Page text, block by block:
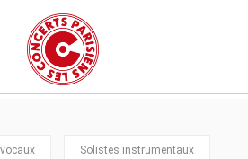
Solistes instrumentaux